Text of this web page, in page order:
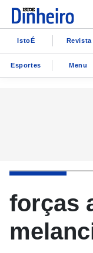
IstoÉ Revista
Esportes Menu
forças